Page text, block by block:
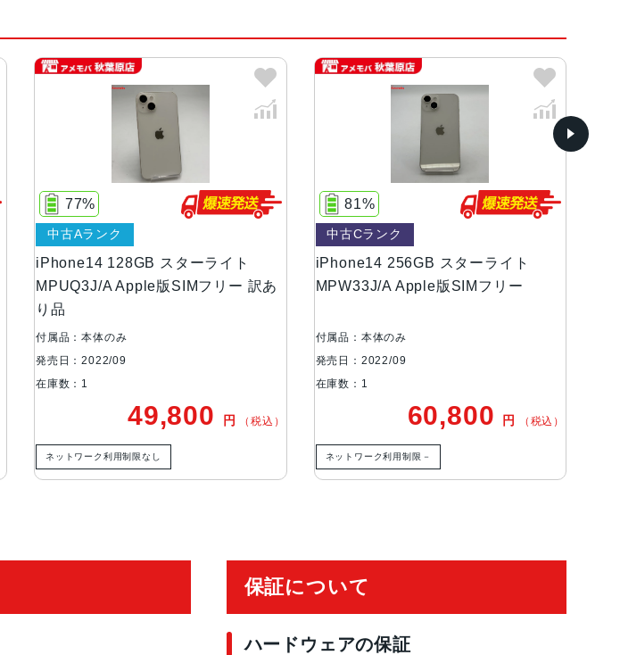
ドナイト、パープル、スターライト、(PRODUCT)RED、ブルー
、256GB、512GB
・172g
インチ（対角）オールスクリーンOLEDディスプレイ
規格60529にもとづくIP68等級（最大水深6メートルで最大30分間）
メイン：26mm、ƒ/1.5絞り値、センサーシフト光学式手ぶれ補正、7枚構成の
ンズ、100% Focus Pixels12MP超広角：13mm、ƒ/2.4絞り値と120°視野角、5枚
成のレンズ2倍の光学ズームアウト、最大5倍のデジタルズーム
カメラƒ/1.9絞り値
カメラによる顔認識の有効化
iPhone14 128GB スターライト
MPUQ3J/A Apple版SIMフリー 訳あ
り品
77%
中古Aランク
付属品：本体のみ
発売日：2022/09
在庫数：1
49,800 円 （税込）
ネットワーク利用制限なし
iPhone14 256GB スターライト
MPW33J/A Apple版SIMフリー
81%
中古Cランク
付属品：本体のみ
発売日：2022/09
在庫数：1
60,800 円 （税込）
ネットワーク利用制限－
保証について
ハードウェアの保証